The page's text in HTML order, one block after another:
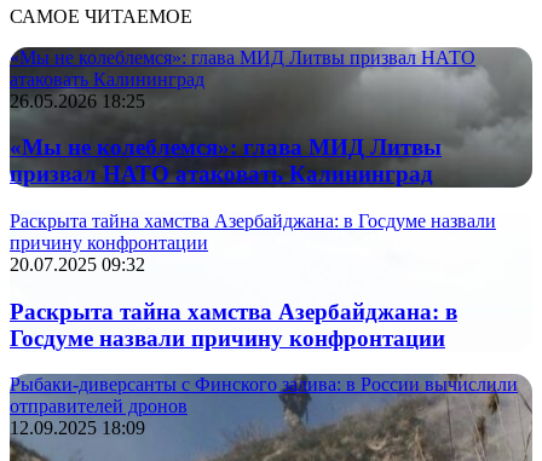
САМОЕ ЧИТАЕМОЕ
«Мы не колеблемся»: глава МИД Литвы призвал НАТО
атаковать Калининград
26.05.2026 18:25
«Мы не колеблемся»: глава МИД Литвы
призвал НАТО атаковать Калининград
Раскрыта тайна хамства Азербайджана: в Госдуме назвали
причину конфронтации
20.07.2025 09:32
Раскрыта тайна хамства Азербайджана: в
Госдуме назвали причину конфронтации
Рыбаки-диверсанты с Финского залива: в России вычислили
отправителей дронов
12.09.2025 18:09